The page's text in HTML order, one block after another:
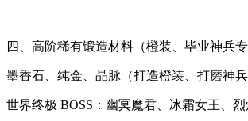
四、高阶稀有锻造材料（橙装、毕业神兵专
墨香石、纯金、晶脉（打造橙装、打磨神兵
世界终极 BOSS：幽冥魔君、冰霜女王、